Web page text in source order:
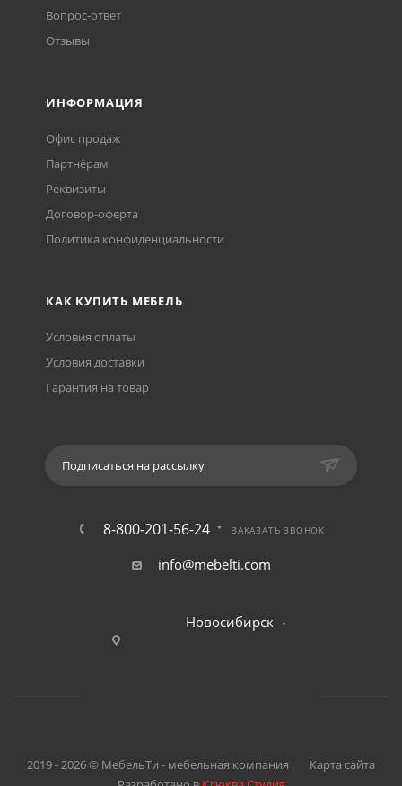
Вопрос-ответ
Отзывы
ИНФОРМАЦИЯ
Офис продаж
Партнёрам
Реквизиты
Договор-оферта
Политика конфиденциальности
КАК КУПИТЬ МЕБЕЛЬ
Условия оплаты
Условия доставки
Гарантия на товар
Подписаться на рассылку
8-800-201-56-24 ЗАКАЗАТЬ ЗВОНОК
info@mebelti.com
Новосибирск
2019 - 2026 © МебельТи - мебельная компания
Карта сайта